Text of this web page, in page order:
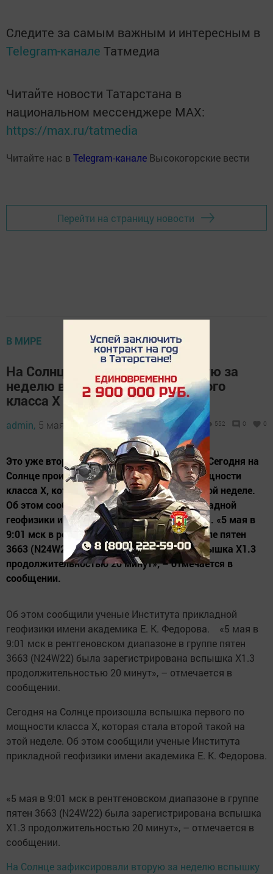
Следите за самым важным и интересным в
Telegram-канале Татмедиа
Читайте новости Татарстана в
национальном мессенджере MАХ:
https://max.ru/tatmedia
Читайте нас в Telegram-канале Высокогорские вести
Перейти на страницу новости
В МИРЕ
На Солнце зафиксировали вторую за
неделю вспышку самого высокого
класса X
admin, 5 мая 2024 - 10:00 552 0 0
Это уже вторая такая вспышка за неделю. Сегодня на
Солнце произошла вспышка первого по мощности
класса X, которая стала второй такой на этой неделе.
Об этом сообщили ученые Института прикладной
геофизики имени академика Е. К. Федорова. «5 мая в
9:01 мск в рентгеновском диапазоне в группе пятен
3663 (N24W22) была зарегистрирована вспышка X1.3
продолжительностью 20 минут», – отмечается в
сообщении.
Об этом сообщили ученые Института прикладной
геофизики имени академика Е. К. Федорова. «5 мая в
9:01 мск в рентгеновском диапазоне в группе пятен
3663 (N24W22) была зарегистрирована вспышка X1.3
продолжительностью 20 минут», – отмечается в
сообщении.
Сегодня на Солнце произошла вспышка первого по
мощности класса X, которая стала второй такой на
этой неделе. Об этом сообщили ученые Института
прикладной геофизики имени академика Е. К. Федорова.
«5 мая в 9:01 мск в рентгеновском диапазоне в группе
пятен 3663 (N24W22) была зарегистрирована вспышка
X1.3 продолжительностью 20 минут», – отмечается в
сообщении.
На Солнце зафиксировали вторую за неделю вспышку